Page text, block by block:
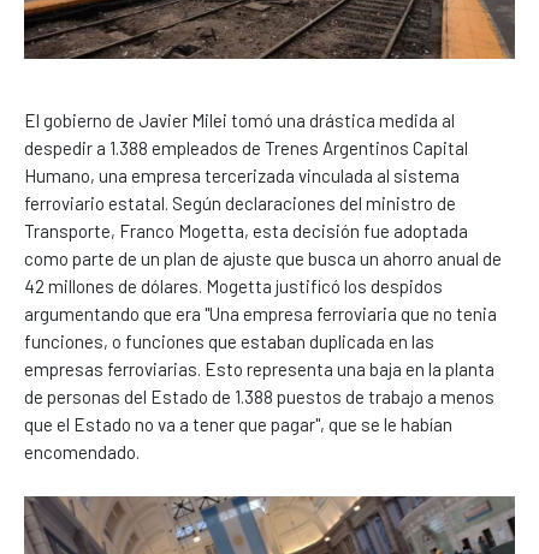
El gobierno de Javier Milei tomó una drástica medida al
despedir a 1.388 empleados de Trenes Argentinos Capital
Humano, una empresa tercerizada vinculada al sistema
ferroviario estatal. Según declaraciones del ministro de
Transporte, Franco Mogetta, esta decisión fue adoptada
como parte de un plan de ajuste que busca un ahorro anual de
42 millones de dólares. Mogetta justificó los despidos
argumentando que era "Una empresa ferroviaria que no tenia
funciones, o funciones que estaban duplicada en las
empresas ferroviarias. Esto representa una baja en la planta
de personas del Estado de 1.388 puestos de trabajo a menos
que el Estado no va a tener que pagar", que se le habían
encomendado.